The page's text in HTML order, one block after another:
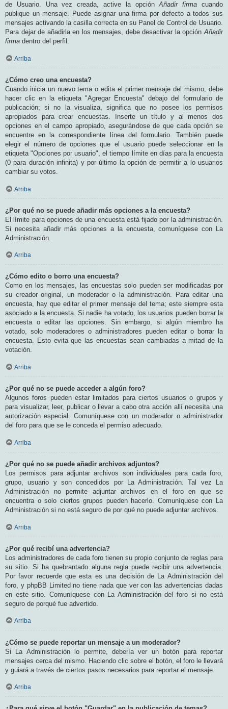
de Usuario. Una vez creada, active la opciónAñadir firma cuando
publique un mensaje. Puede asignar una firma por defecto a todos sus
mensajes activando la casilla correcta en su Panel de Control de Usuario.
Para dejar de añadirla en los mensajes, debe desactivar la opciónAñadir
firma dentro del perfil.
Arriba
¿Cómo creo una encuesta?
Cuando inicia un nuevo tema o edita el primer mensaje del mismo, debe
hacer clic en la etiqueta "Agregar Encuesta" debajo del formulario de
publicación; si no la visualiza, significa que no posee los permisos
apropiados para crear encuestas. Inserte un título y al menos dos
opciones en el campo apropiado, asegurándose de que cada opción se
encuentre en la correspondiente línea del formulario. También puede
elegir el número de opciones que el usuario puede seleccionar en la
etiqueta "Opciones por usuario", el tiempo límite en días para la encuesta
(0 para duración infinita) y por último la opción de permitir a lo usuarios
cambiar su votos.
Arriba
¿Por qué no se puede añadir más opciones a la encuesta?
El límite para opciones de una encuesta está fijado por la administración.
Si necesita añadir más opciones a la encuesta, comuníquese con La
Administración.
Arriba
¿Cómo edito o borro una encuesta?
Como en los mensajes, las encuestas solo pueden ser modificadas por
su creador original, un moderador o la administración. Para editar una
encuesta, hay que editar el primer mensaje del tema; este siempre esta
asociado a la encuesta. Si nadie ha votado, los usuarios pueden borrar la
encuesta o editar las opciones. Sin embargo, si algún miembro ha
votado, solo moderadores o administradores pueden editar o borrar la
encuesta. Esto evita que las encuestas sean cambiadas a mitad de la
votación.
Arriba
¿Por qué no se puede acceder a algún foro?
Algunos foros pueden estar limitados para ciertos usuarios o grupos y
para visualizar, leer, publicar o llevar a cabo otra acción allí necesita una
autorización especial. Comuníquese con un moderador o administrador
del foro para que se le conceda el permiso adecuado.
Arriba
¿Por qué no se puede añadir archivos adjuntos?
Los permisos para adjuntar archivos son individuales para cada foro,
grupo, usuario y son concedidos por La Administración. Tal vez La
Administración no permite adjuntar archivos en el foro en que se
encuentra o solo ciertos grupos pueden hacerlo. Comuníquese con La
Administración si no está seguro de por qué no puede adjuntar archivos.
Arriba
¿Por qué recibí una advertencia?
Los administradores de cada foro tienen su propio conjunto de reglas para
su sitio. Si ha quebrantado alguna regla puede recibir una advertencia.
Por favor recuerde que esta es una decisión de La Administración del
foro, y phpBB Limited no tiene nada que ver con las advertencias dadas
en este sitio. Comuníquese con La Administración del foro si no está
seguro de porqué fue advertido.
Arriba
¿Cómo se puede reportar un mensaje a un moderador?
Si La Administración lo permite, debería ver un botón para reportar
mensajes cerca del mismo. Haciendo clic sobre el botón, el foro le llevará
y guiará a través de ciertos pasos necesarios para reportar el mensaje.
Arriba